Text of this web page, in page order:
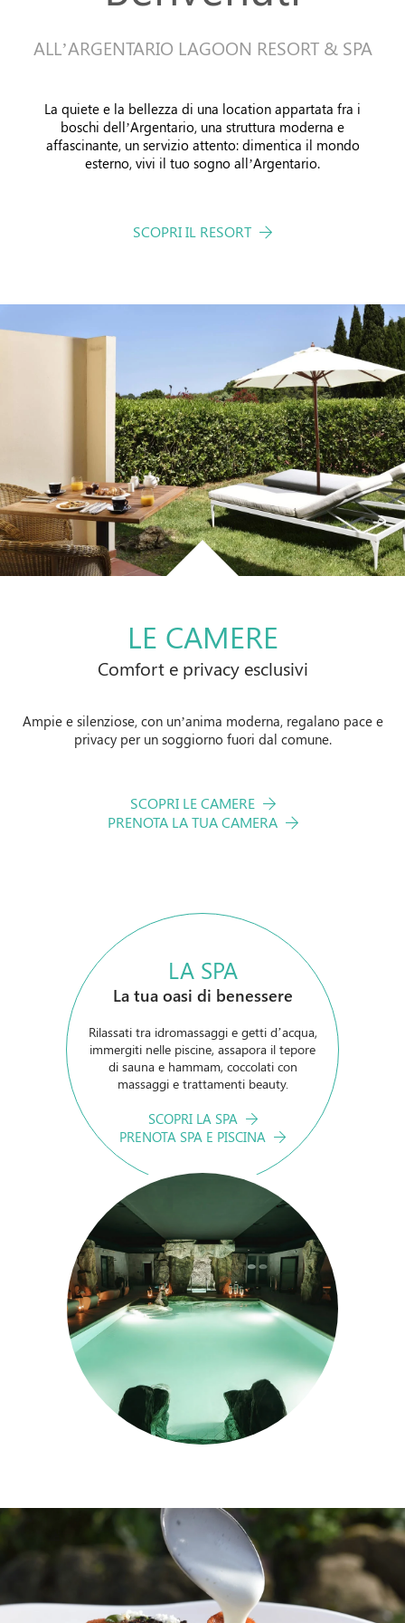
ALL’ARGENTARIO LAGOON RESORT & SPA
La quiete e la bellezza di una location appartata fra i
boschi dell’Argentario, una struttura moderna e
affascinante, un servizio attento: dimentica il mondo
esterno, vivi il tuo sogno all’Argentario.
SCOPRI IL RESORT
LE CAMERE
Comfort e privacy esclusivi
Ampie e silenziose, con un’anima moderna, regalano pace e
privacy per un soggiorno fuori dal comune.
SCOPRI LE CAMERE
PRENOTA LA TUA CAMERA
LA SPA
La tua oasi di benessere
Rilassati tra idromassaggi e getti d’acqua,
immergiti nelle piscine, assapora il tepore
di sauna e hammam, coccolati con
massaggi e trattamenti beauty.
SCOPRI LA SPA
PRENOTA SPA E PISCINA